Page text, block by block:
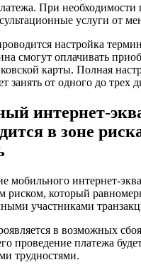
При необходимости
услуги от
настройка
смогут оплачивать
карты. Полная
занять от одного до трех
интернет-
в зоне
мобильного интернет-
риском, который
участниками
в возможных
проведение платежа
трудностями.